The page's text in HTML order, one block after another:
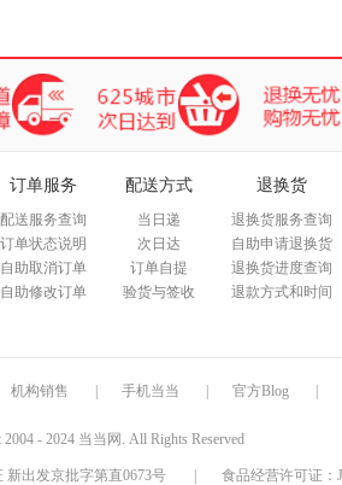
订单服务
配送服务查询
订单状态说明
自助取消订单
自助修改订单
配送方式
当日递
次日达
订单自提
验货与签收
退换货
退换货服务查询
自助申请退换货
退换货进度查询
退款方式和时间
机构销售 手机当当 官方Blog
2004 - 2024 当当网. All Rights Reserved
新出发京批字第直0673号
食品经营许可证：